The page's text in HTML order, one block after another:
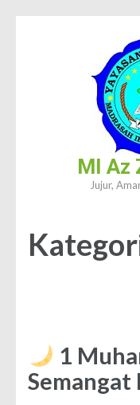
MI Az
Jujur,
1
Semangat